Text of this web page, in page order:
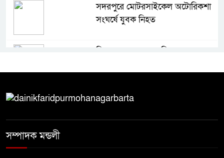
সদরপুরে মোটরসাইকেল অটোরিকশা
সংঘর্ষে যুবক নিহত
বিদ্যুৎ, গ্যাস ও জ্বালানি তেলের
কাছে স্মারকলিপি
সম্পাদক মন্ডলী